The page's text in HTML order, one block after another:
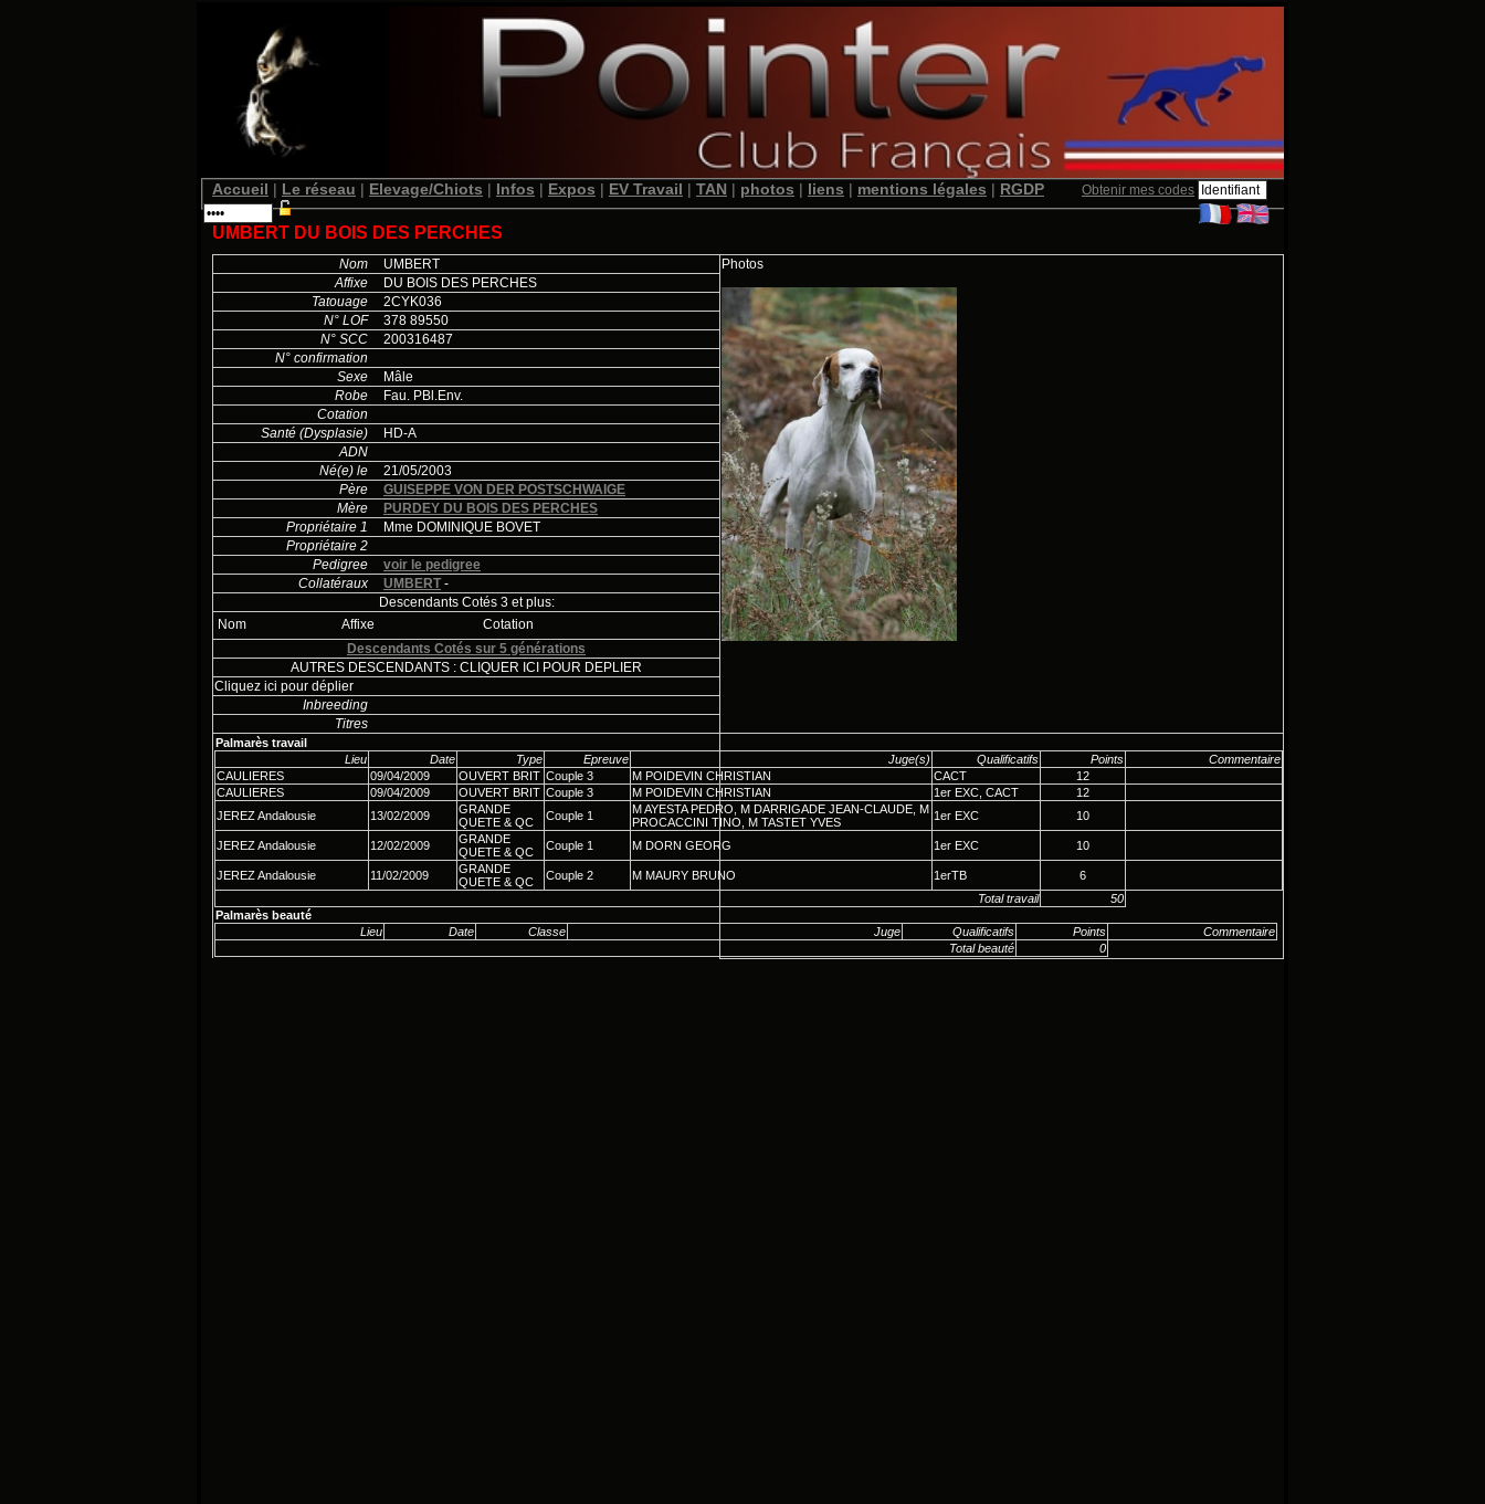
Accueil | Le réseau | Elevage/Chiots | Infos | Expos | EV Travail | TAN | photos | liens | mentions légales | RGDP Obtenir mes codes
UMBERT DU BOIS DES PERCHES
Nom UMBERT
Photos
Affixe
DU BOIS DES PERCHES
Tatouage
2CYK036
N° LOF
378 89550
N° SCC
200316487
N° confirmation
Sexe
Mâle
Robe
Fau. PBl.Env.
Cotation
Santé (Dysplasie)
HD-A
ADN
Né(e) le
21/05/2003
Père
GUISEPPE VON DER POSTSCHWAIGE
Mère
PURDEY DU BOIS DES PERCHES
Propriétaire 1
Mme DOMINIQUE BOVET
Propriétaire 2
Pedigree
voir le pedigree
Collatéraux
UMBERT-
Descendants Cotés 3 et plus:
Nom
Affixe
Cotation
Descendants Cotés sur 5 générations
AUTRES DESCENDANTS : CLIQUER ICI POUR DEPLIER
Cliquez ici pour déplier
Inbreeding
Titres
Palmarès travail
Lieu
Date Type Epreuve Juge(s) Qualificatifs Points
Commentaire
CAULIERES
09/04/2009 OUVERT BRIT Couple 3 M POIDEVIN CHRISTIAN CACT
12
CAULIERES
09/04/2009 OUVERT BRIT Couple 3 M POIDEVIN CHRISTIAN 1er EXC, CACT
12
JEREZ Andalousie
13/02/2009
GRANDE
QUETE & QC
Couple 1
M AYESTA PEDRO, M DARRIGADE JEAN-CLAUDE, M
PROCACCINI TINO, M TASTET YVES
1er EXC 10
JEREZ Andalousie 12/02/2009
GRANDE
QUETE & QC
Couple 1 M DORN GEORG 1er EXC 10
JEREZ Andalousie 11/02/2009
GRANDE
QUETE & QC
Couple 2 M MAURY BRUNO 1erTB
6
Total travail
50
Palmarès beauté
Lieu
Date Classe Juge Qualificatifs Points
Commentaire
Total beauté
0